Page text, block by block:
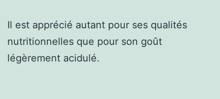
Il est apprécié autant pour ses qualités
nutritionnelles que pour son goût
légèrement acidulé.